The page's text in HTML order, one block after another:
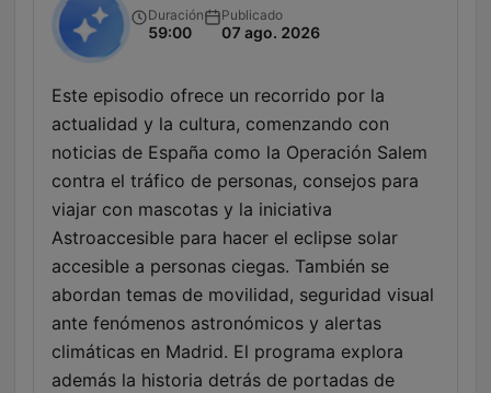
Duración
59:00
Publicado
07 ago. 2026
Este episodio ofrece un recorrido por la
actualidad y la cultura, comenzando con
noticias de España como la Operación Salem
contra el tráfico de personas, consejos para
viajar con mascotas y la iniciativa
Astroaccesible para hacer el eclipse solar
accesible a personas ciegas. También se
abordan temas de movilidad, seguridad visual
ante fenómenos astronómicos y alertas
climáticas en Madrid. El programa explora
además la historia detrás de portadas de